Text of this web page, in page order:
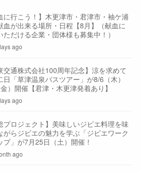
に行こう！】木更津市・君津市・袖ケ浦
血が出来る場所・日程【8月】（献血に
ただける企業・団体様も募集中！）
ago
交通株式会社100周年記念】涼を求めて
日「草津温泉バスツアー」が8/6（木）
）開催【君津・木更津発着あり】
ago
プロジェクト】美味しいジビエ料理を味
がらジビエの魅力を学ぶ「ジビエワーク
プ」が7月25日（土）開催！
ago